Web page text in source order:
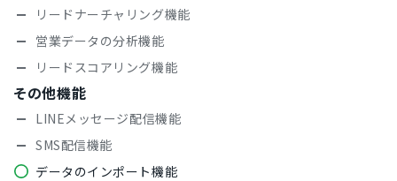
リードナーチャリング機能
営業データの分析機能
リードスコアリング機能
その他機能
LINEメッセージ配信機能
SMS配信機能
データのインポート機能